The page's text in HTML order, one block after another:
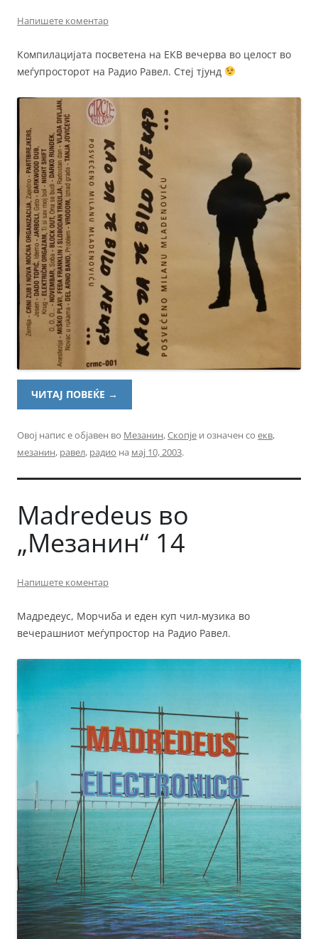
Напишете коментар
Компилацијата посветена на ЕКВ вечерва во целост во
меѓупросторот на Радио Равел. Стеј тјунд
ЧИТАЈ ПОВЕЌЕ →
Овој напис е објавен во Мезанин,Скопје и означен со екв,
мезанин, равел, радио на мај 10, 2003.
Madredeus во
„Мезанин“ 14
Напишете коментар
Мадредеус, Морчиба и еден куп чил-музика во
вечерашниот меѓупростор на Радио Равел.